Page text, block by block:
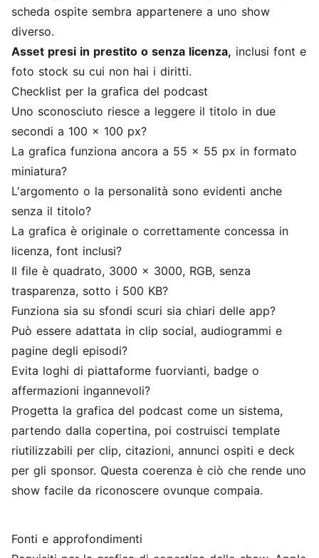
scheda ospite sembra appartenere a uno show
diverso.
Asset presi in prestito o senza licenza, inclusi font e
foto stock su cui non hai i diritti.
Checklist per la grafica del podcast
Uno sconosciuto riesce a leggere il titolo in due
secondi a 100 x 100 px?
La grafica funziona ancora a 55 x 55 px in formato
miniatura?
L'argomento o la personalità sono evidenti anche
senza il titolo?
La grafica è originale o correttamente concessa in
licenza, font inclusi?
Il file è quadrato, 3000 x 3000, RGB, senza
trasparenza, sotto i 500 KB?
Funziona sia su sfondi scuri sia chiari delle app?
Può essere adattata in clip social, audiogrammi e
pagine degli episodi?
Evita loghi di piattaforme fuorvianti, badge o
affermazioni ingannevoli?
Progetta la grafica del podcast come un sistema,
partendo dalla copertina, poi costruisci template
riutilizzabili per clip, citazioni, annunci ospiti e deck
per gli sponsor. Questa coerenza è ciò che rende uno
show facile da riconoscere ovunque compaia.
Fonti e approfondimenti